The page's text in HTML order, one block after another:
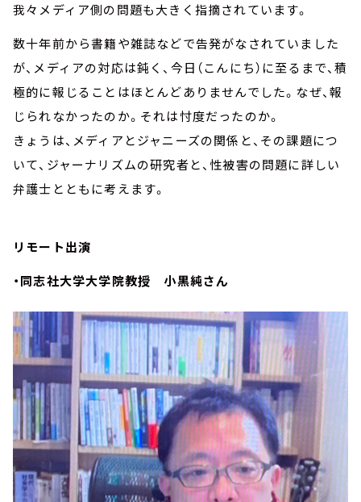
我々メディア側の問題も大きく指摘されています。
数十年前から書籍や雑誌などで告発がなされていました
が、メディアの対応は鈍く、今日（こんにち）に至るまで、積
極的に報じることはほとんどありませんでした。なぜ、報
じられなかったのか。それは忖度だったのか。
きょうは、メディアとジャニーズの関係と、その課題につ
いて、ジャーナリズムの研究者と、性被害の問題に詳しい
弁護士とともに考えます。
リモート出演
・同志社大学大学院教授 小黒純さん